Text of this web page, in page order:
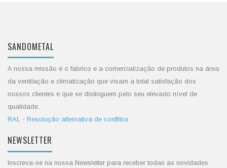
SANDOMETAL
A nossa missão é o fabrico e a comercialização de produtos na área
da ventilação e climatização que visam a total satisfação dos
nossos clientes e que se distinguem pelo seu elevado nível de
qualidade.
RAL - Resolução alternativa de conflitos
NEWSLETTER
Inscreva-se na nossa Newsletter para receber todas as novidades